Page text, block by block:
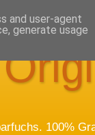
100%
and user-agent
generate usage